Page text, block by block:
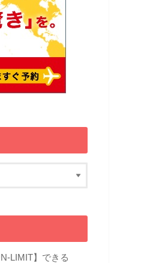
LIMIT】できる